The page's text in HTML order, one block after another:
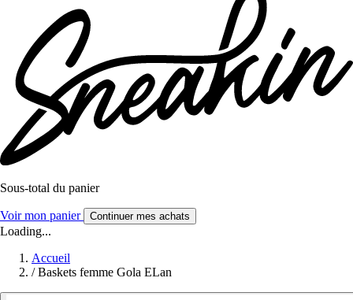
Sous-total du panier
Voir mon panier Continuer mes achats
Loading...
Accueil
/ Baskets femme Gola ELan